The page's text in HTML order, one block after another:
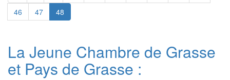
46
47 48
La Jeune Chambre de Grasse
et Pays de Grasse :